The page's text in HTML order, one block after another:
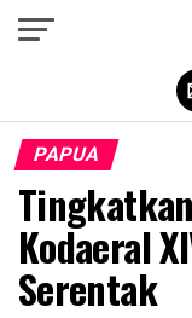
PAPUA
Kodaeral
Serentak